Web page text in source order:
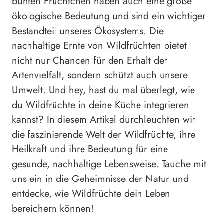
ökologische Bedeutung und sind ein wichtiger
Bestandteil unseres Ökosystems. Die
nachhaltige Ernte von Wildfrüchten bietet
nicht nur Chancen für den Erhalt der
Artenvielfalt, sondern schützt auch unsere
Umwelt. Und hey, hast du mal überlegt, wie
du Wildfrüchte in deine Küche integrieren
kannst? In diesem Artikel durchleuchten wir
die faszinierende Welt der Wildfrüchte, ihre
Heilkraft und ihre Bedeutung für eine
gesunde, nachhaltige Lebensweise. Tauche mit
uns ein in die Geheimnisse der Natur und
entdecke, wie Wildfrüchte dein Leben
bereichern können!